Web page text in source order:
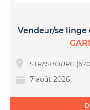
Vendeur/se linge
STRASBOURG
7 août 2026